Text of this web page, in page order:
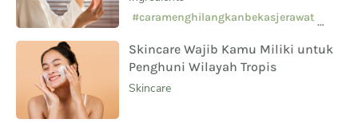
Sampingnya?
#caramenghilangkanbekasjerawat
#skincarepemula
Skincare Wajib Kamu Miliki untuk
Penghuni Wilayah Tropis
Skincare